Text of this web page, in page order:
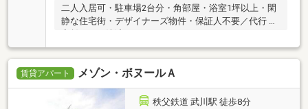
二人入居可・駐車場2台分・角部屋・浴室1坪以上・閑
静な住宅街・デザイナーズ物件・保証人不要／代行 ・
賃貸アパート メゾン・ボヌールＡ
秩父鉄道 武川駅 徒歩8分